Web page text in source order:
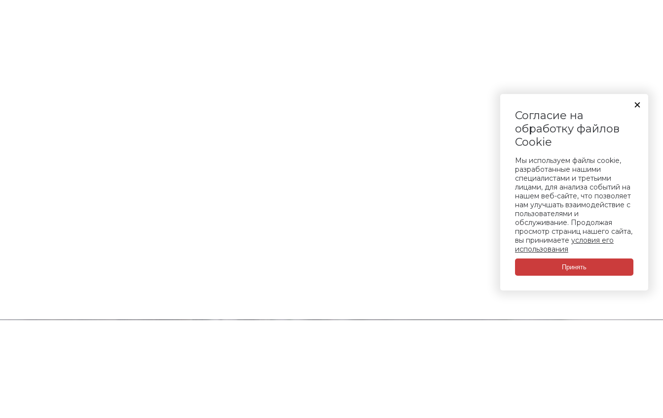
Согласие на
обработку файлов
Cookie
Мы используем файлы cookie,
разработанные нашими
специалистами и третьими
лицами, для анализа событий на
нашем веб-сайте, что позволяет
нам улучшать взаимодействие с
пользователями и
обслуживание. Продолжая
просмотр страниц нашего сайта,
вы принимаете условия его
использования
Принять